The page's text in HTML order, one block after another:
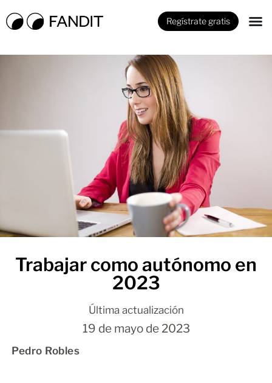
Regístrate gratis
Trabajar como autónomo en
2023
Última actualización
19 de mayo de 2023
Pedro Robles